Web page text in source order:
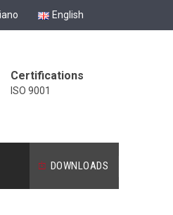
English
Certifications
ISO 9001
DOWNLOADS